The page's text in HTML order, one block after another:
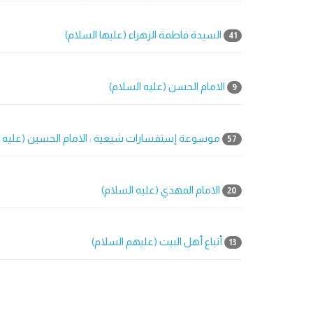
41 السيدة فاطمة الزهراء (عليها السلام)
9 الامام الحسن (عليه السلام)
57 موسوعة إستفسارات شیعیة : الامام الحسين (عليه
20 الامام المهدي (عليه السلام)
13 أتباع أهل البيت (عليهم السلام)